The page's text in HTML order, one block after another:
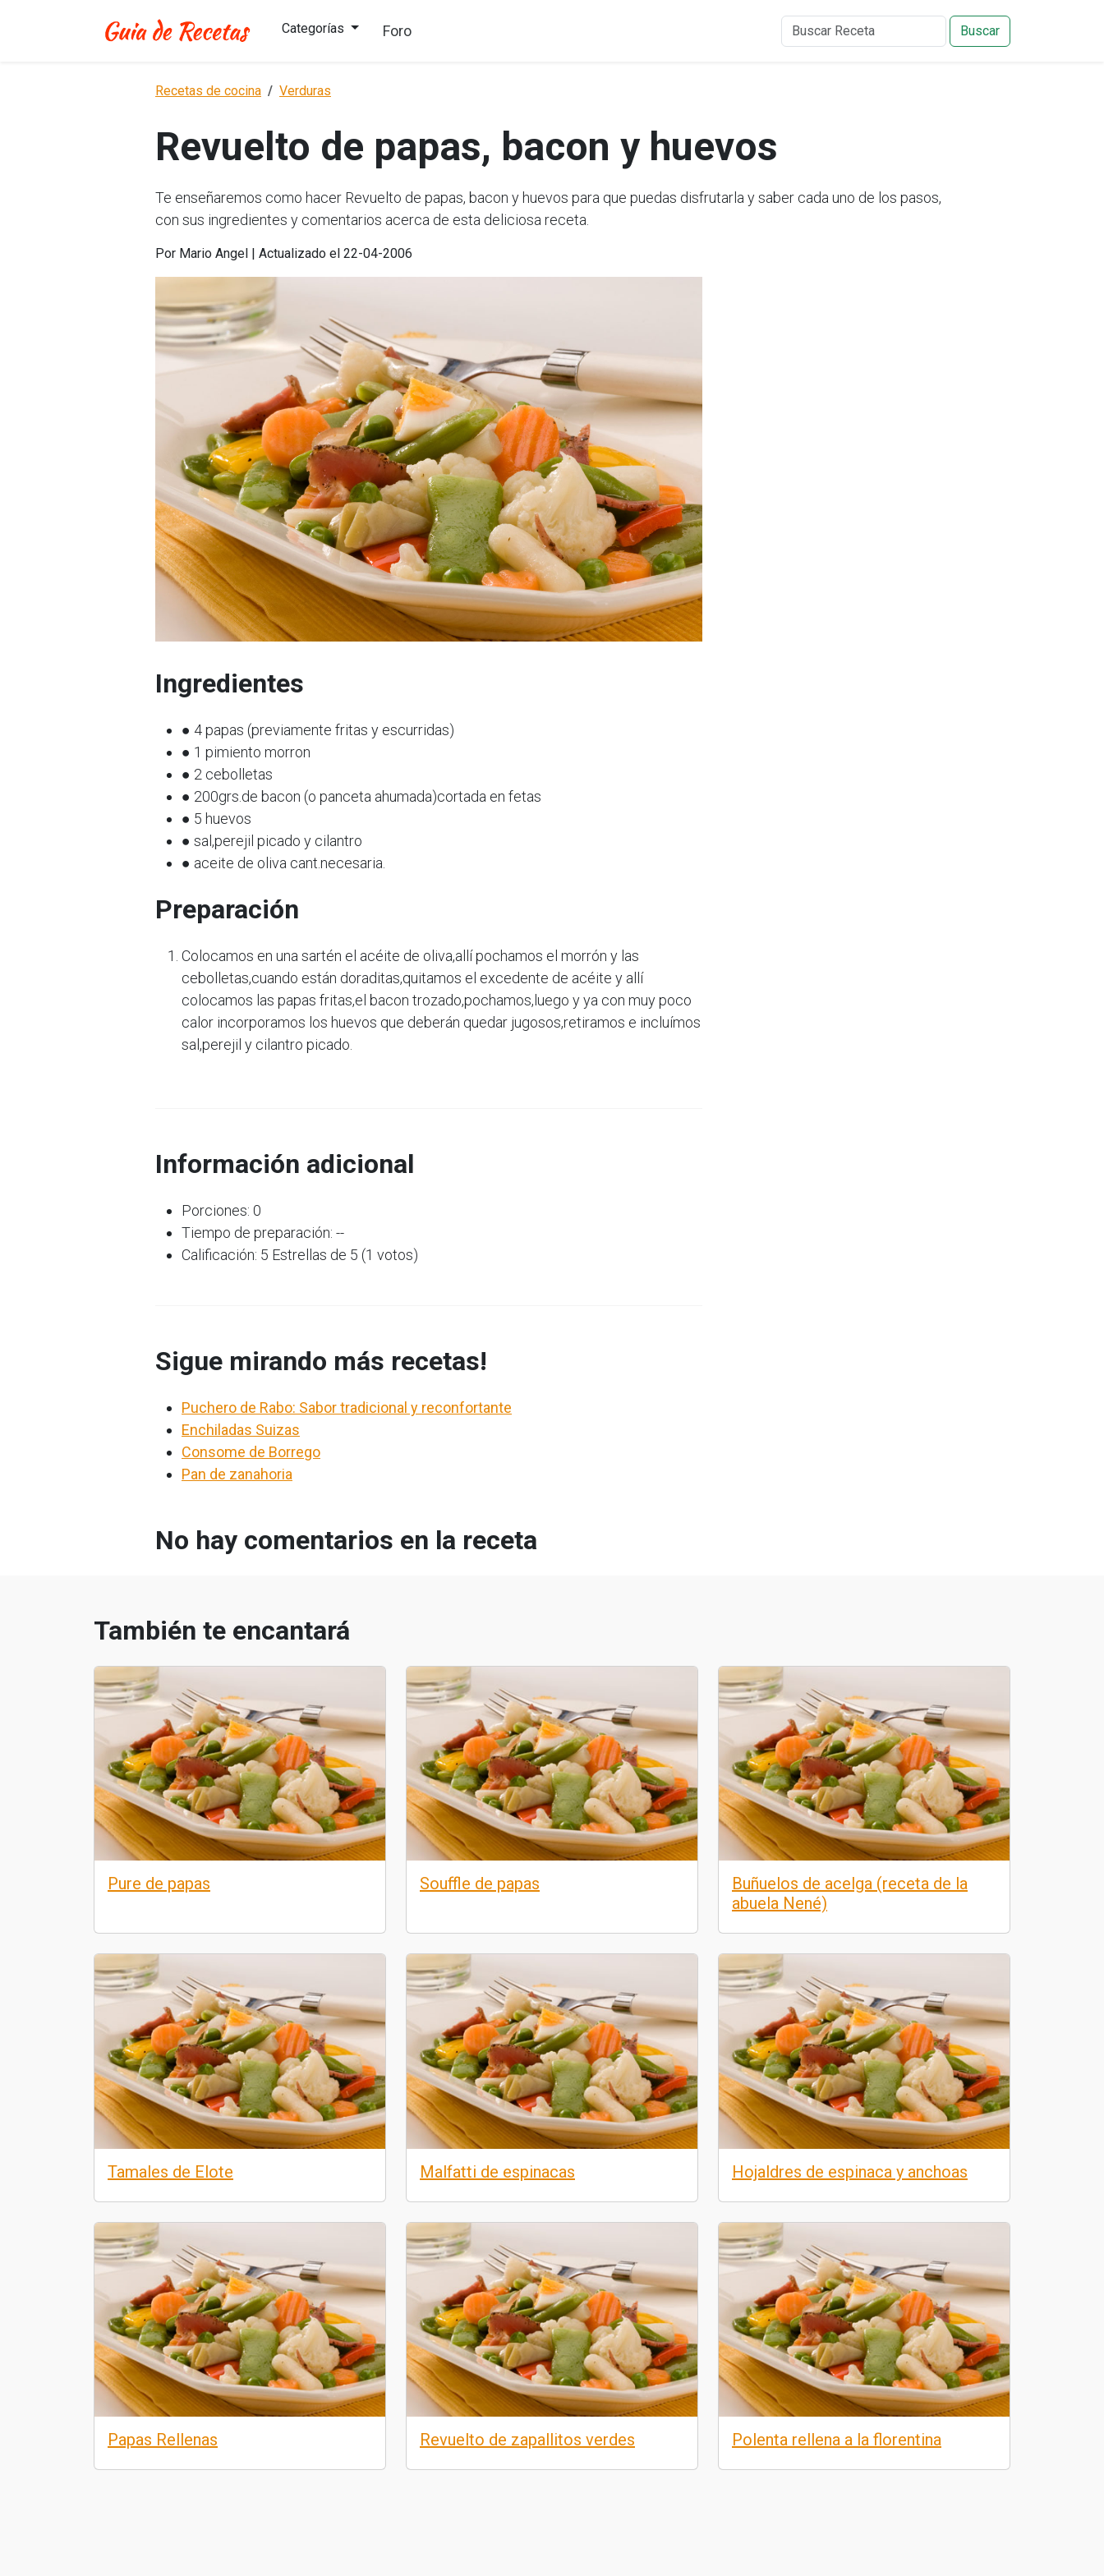
Categorías Foro Buscar
Recetas de cocina Verduras
Revuelto de papas, bacon y huevos
Te enseñaremos como hacer Revuelto de papas, bacon y huevos para que puedas disfrutarla y saber cada uno de los pasos,
con sus ingredientes y comentarios acerca de esta deliciosa receta.
Por Mario Angel | Actualizado el 22-04-2006
Ingredientes
● 4 papas (previamente fritas y escurridas)
● 1 pimiento morron
● 2 cebolletas
● 200grs.de bacon (o panceta ahumada)cortada en fetas
● 5 huevos
● sal,perejil picado y cilantro
● aceite de oliva cant.necesaria.
Preparación
Colocamos en una sartén el acéite de oliva,allí pochamos el morrón y las
cebolletas,cuando están doraditas,quitamos el excedente de acéite y allí
colocamos las papas fritas,el bacon trozado,pochamos,luego y ya con muy poco
calor incorporamos los huevos que deberán quedar jugosos,retiramos e incluímos
sal,perejil y cilantro picado.
Información adicional
Porciones: 0
Tiempo de preparación: --
Calificación: 5 Estrellas de 5 (1 votos)
Sigue mirando más recetas!
Puchero de Rabo: Sabor tradicional y reconfortante
Enchiladas Suizas
Consome de Borrego
Pan de zanahoria
No hay comentarios en la receta
También te encantará
Pure de papas Souffle de papas
Buñuelos de acelga (receta de la
abuela Nené)
Tamales de Elote Malfatti de espinacas Hojaldres de espinaca y anchoas
Papas Rellenas Revuelto de zapallitos verdes Polenta rellena a la florentina